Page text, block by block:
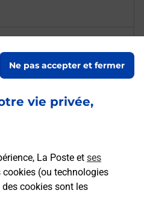
vie privée,
La Poste et ses
cookies (ou technologies
cookies sont les
Ne pas accepter et fermer
de l'épreuve
l'examen de
l'épreuve
de conduire ?